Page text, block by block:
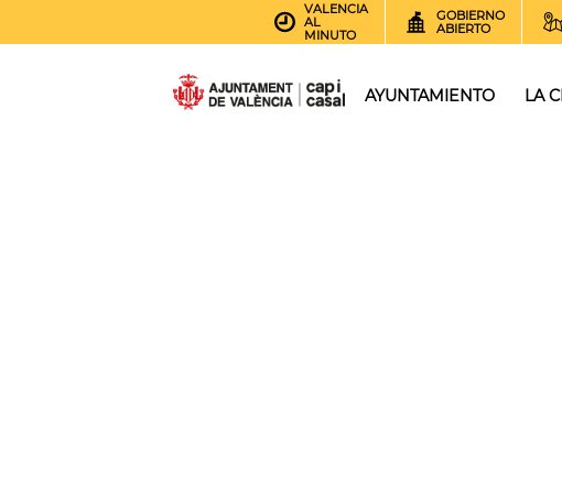
VALENCIA
AL
MINUTO
GOBIERNO
ABIERTO
AYUNTAMIENTO LA